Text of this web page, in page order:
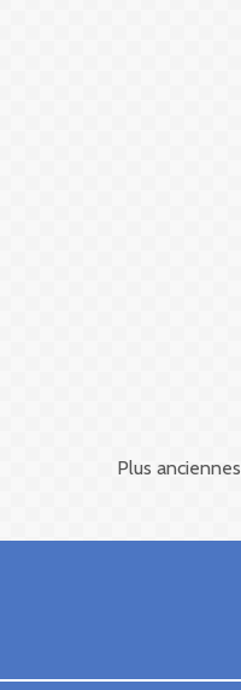
Plus anciennes